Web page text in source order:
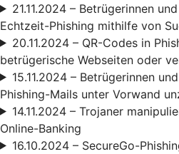
21.11.2024 – Betrügerinnen
Echtzeit-Phishing mithilfe von
20.11.2024 – QR-Codes in
betrügerische Webseiten oder
15.11.2024 – Betrügerinnen
Phishing-Mails unter Vorwand
14.11.2024 – Trojaner
Online-Banking
16.10.2024 – SecureGo-